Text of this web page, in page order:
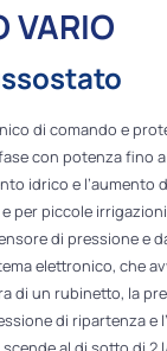
VARIO
di comando e
con potenza fino a
idrico e l’aumento
per piccole irrigazioni.
di pressione e
elettronico, che
di un rubinetto, la
di ripartenza e